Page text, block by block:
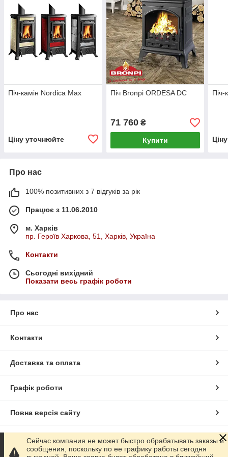
Піч-камін Nordica Max
Ціну уточнюйте
Піч Bronpi ORDESA DC
71 760₴
Купити
Піч-
Про нас
100% позитивних з 7 відгуків за рік
Працює з 11.06.2010
м. Харків
пр. Героїв Харкова, 51, Харків, Україна
Контакти
Сьогодні вихідний
Показати весь графік роботи
Про нас
Контакти
Доставка та оплата
Графік роботи
Повна версія сайту
Сайт створено на маркетплейсі Prom.ua
Сейчас компания не может быстро обрабатывать заказы и
сообщения, поскольку по ее графику работы сегодня